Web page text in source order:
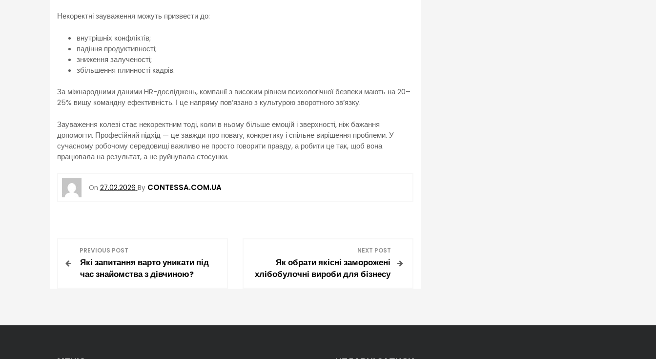
Некоректні зауваження можуть призвести до:
внутрішніх конфліктів;
падіння продуктивності;
зниження залученості;
збільшення плинності кадрів.
За міжнародними даними HR-досліджень, компанії з високим рівнем психологічної безпеки мають на 20–
25% вищу командну ефективність. І це напряму пов’язано з культурою зворотного зв’язку.
Зауваження колезі стає некоректним тоді, коли в ньому більше емоцій і зверхності, ніж бажання
допомогти. Професійний підхід — це завжди про повагу, конкретику і спільне вирішення проблеми. У
сучасному робочому середовищі важливо не просто говорити правду, а робити це так, щоб вона
працювала на результат, а не руйнувала стосунки.
On 27.02.2026 By CONTESSA.COM.UA
PREVIOUS POST
Які запитання варто уникати під
час знайомства з дівчиною?
NEXT POST
Як обрати якісні заморожені
хлібобулочні вироби для бізнесу